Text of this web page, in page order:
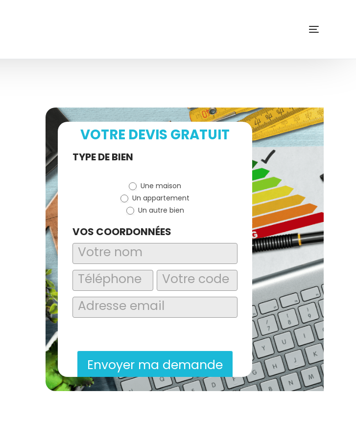
VOTRE DEVIS GRATUIT
Demande
TYPE DE BIEN
Une maison
Un appartement
Un autre bien
VOS COORDONNÉES
Envoyer ma demande